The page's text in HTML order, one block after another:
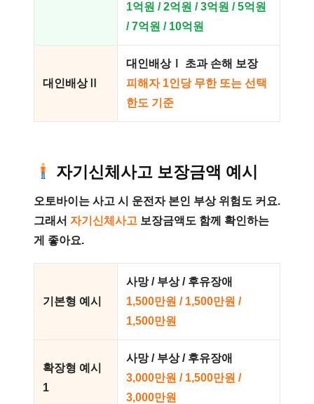
1억원 / 2억원 / 3억원 / 5억원
/ 7억원 / 10억원
대인배상Ⅱ
대인배상Ⅰ 초과 손해 보장
피해자 1인당 무한 또는 선택
한도 기준
자기신체사고 보장금액 예시
오토바이는 사고 시 운전자 본인 부상 위험도 커요.
그래서 자기신체사고 보장금액도 함께 확인하는
게 좋아요.
기본형 예시
사망 / 부상 / 후유장애
1,500만원 / 1,500만원 /
1,500만원
확장형 예시
1
사망 / 부상 / 후유장애
3,000만원 / 1,500만원 /
3,000만원